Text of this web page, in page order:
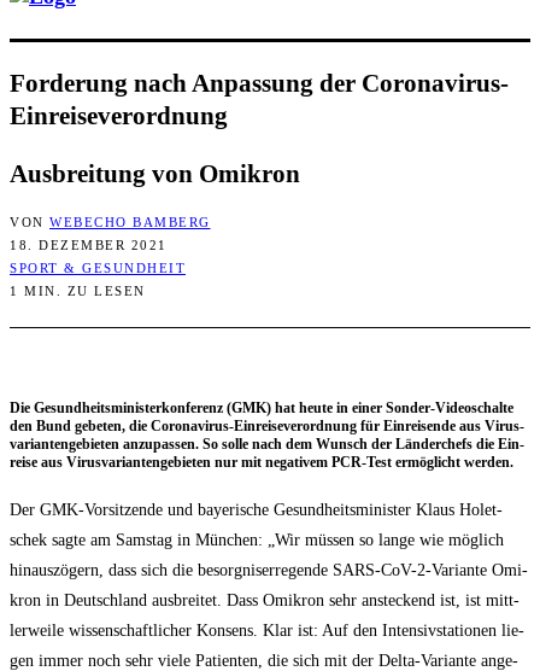
For­de­rung nach Anpas­sung der Coronavirus-
Einreiseverordnung
Aus­brei­tung von Omikron
VON WEBECHO BAMBERG
18. DEZEMBER 2021
SPORT & GESUNDHEIT
1 MIN. ZU LESEN
Die Gesund­heits­mi­nis­ter­kon­fe­renz (GMK) hat heu­te in einer Son­der-Video­schal­te
den Bund gebe­ten, die Coro­na­vi­rus-Ein­rei­se­ver­ord­nung für Ein­rei­sen­de aus Virus­
va­ri­an­ten­ge­bie­ten anzu­pas­sen. So sol­le nach dem Wunsch der Län­der­chefs die Ein­
rei­se aus Virus­va­ri­an­ten­ge­bie­ten nur mit nega­ti­vem PCR-Test ermög­licht werden.
Der GMK-Vor­sit­zen­de und baye­ri­sche Gesund­heits­mi­nis­ter Klaus Holet­
schek sag­te am Sams­tag in Mün­chen: „Wir müs­sen so lan­ge wie mög­lich
hin­aus­zö­gern, dass sich die besorg­nis­er­re­gen­de SARS-CoV-2-Vari­an­te Omi­
kron in Deutsch­land aus­brei­tet. Dass Omi­kron sehr anste­ckend ist, ist mitt­
ler­wei­le wis­sen­schaft­li­cher Kon­sens. Klar ist: Auf den Inten­siv­sta­tio­nen lie­
gen immer noch sehr vie­le Pati­en­ten, die sich mit der Del­ta-Vari­an­te ange­